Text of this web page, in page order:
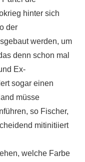
hinter sich
der
werden, um
denn schon mal
Ex-
sogar einen
müsse
so Fischer,
mitinitiiert
welche Farbe